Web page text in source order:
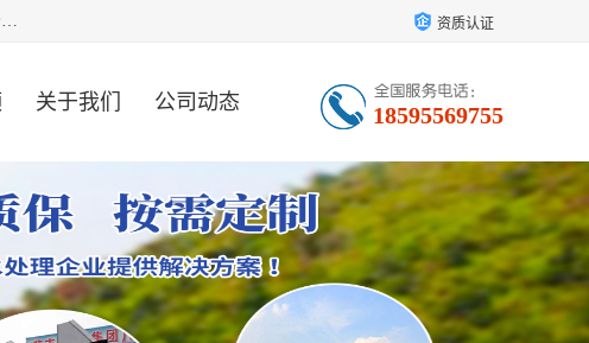
河南精拓环保设备有限公司（咨询电话：18595569755），主营产品：水力筛式固液分离机、水切式固液分离机、斜筛式干湿分离机、养猪场固液分离机、斜筛式固液分离机、屠宰场固液分离机、猪场干湿分离机等。公司从事固液分离设备及配套沼气池的研发、设计、销售与施工，并提供污水处理整体解决方案。 资质认证
关于我们 公司动态 18595569755